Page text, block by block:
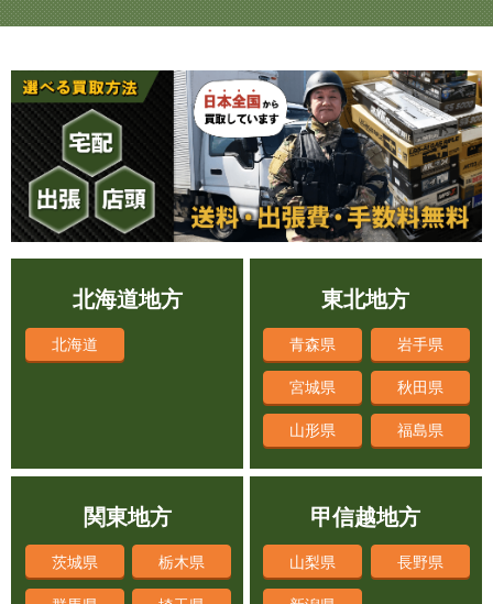
査定額に納得した上で今回対応して下さったスタ
引用元:ヒカカク
北海道 青森県 岩手県
宮城県 秋田県
山形県 福島県
茨城県 栃木県
群馬県 埼玉県
山梨県 長野県
新潟県